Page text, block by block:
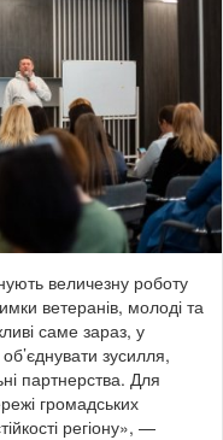
величезну роботу
ветеранів, молоді та
саме зараз, у
зусилля,
партнерства. Для
громадських
регіону», —